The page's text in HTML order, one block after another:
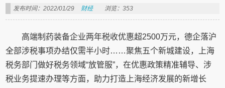
发布时间：2022/01/29 财经 浏览：353
高端制药装备企业两年税收优惠超2500万元，德企落沪
全部涉税事项办结仅需半小时……聚焦五个新城建设，上海
税务部门做好税务领域“放管服”，在优惠政策精准辅导、涉
税业务提速办理等方面，助力打造上海经济发展的新增长